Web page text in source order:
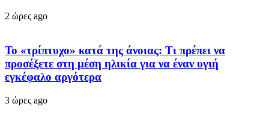
2 ώρες ago
Το «τρίπτυχο» κατά της άνοιας: Τι πρέπει να
προσέξετε στη μέση ηλικία για να έναν υγιή
εγκέφαλο αργότερα
3 ώρες ago